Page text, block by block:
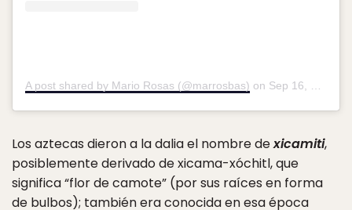
A post shared by Mario Rosas (@marrosbas) on Sep 16, 2018 at 9:23am PDT
Los aztecas dieron a la dalia el nombre dexicamiti,
posiblemente derivado de xicama-xóchitl, que
significa “flor de camote” (por sus raíces en forma
de bulbos); también era conocida en esa época